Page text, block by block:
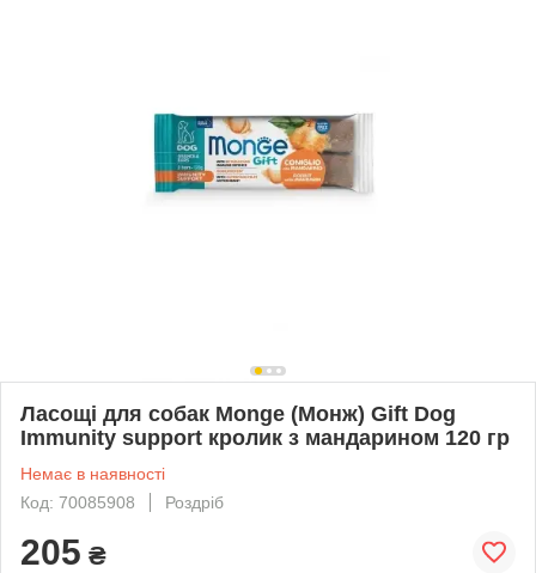
Ласощі для собак Monge (Монж) Gift Dog
Immunity support кролик з мандарином 120 гр
Немає в наявності
Код: 70085908
Роздріб
205 ₴